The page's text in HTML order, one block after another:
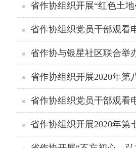
省作协组织开展“红色土
省作协组织党员干部观看
省作协组织开展2020年第
省作协组织党员干部观看
省作协组织开展2020年第